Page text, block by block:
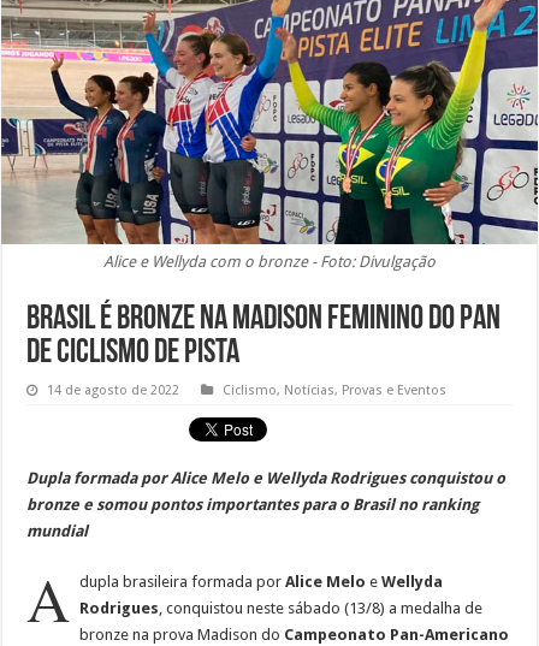
Alice e Wellyda com o bronze - Foto: Divulgação
Brasil é bronze na Madison Feminino do Pan
de Ciclismo de Pista
14 de agosto de 2022 Ciclismo, Notícias, Provas e Eventos
Dupla formada por Alice Melo e Wellyda Rodrigues conquistou o
bronze e somou pontos importantes para o Brasil no ranking
mundial
A dupla brasileira formada porAlice Melo eWellyda
Rodrigues, conquistou neste sábado (13/8) a medalha de
bronze na prova Madison do Campeonato Pan-Americano